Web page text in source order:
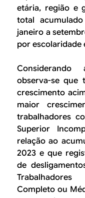
etária, região e
total
janeiro a
por escolaridade
Considerando
observa-se que
crescimento
maior
trabalhadores
Superior
relação ao
2023 e que
de
Completo ou